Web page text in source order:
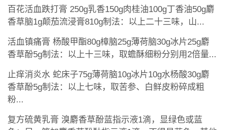
百花活血跌打膏 250g乳香150g肉桂油100g丁香油50g麝
香草脑1g颠茄流浸膏810g制法：以上二十三味，山...
活血镇痛膏 杨酸甲酯80g樟脑25g薄荷脑30g冰片25g麝
香草酚5g制法：以上十三味，取蟾酥细粉分别用2倍量...
止痒消炎水 蛇床子75g薄荷脑10g冰片10g水杨酸30g麝
香草酚5g制法：以上七味，取苦参、白鲜皮粉碎成粗
粉...
复方硫黄乳膏 溴麝香草酚蓝指示液1滴，显绿色或蓝